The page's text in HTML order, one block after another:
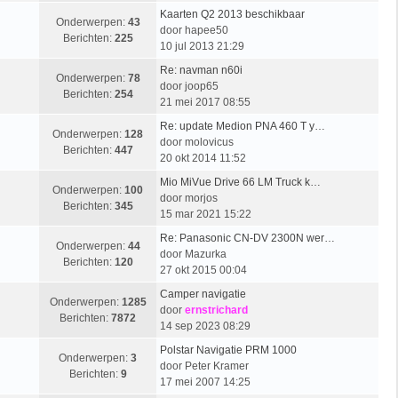
Onderwerpen: 43
Berichten: 225
Kaarten Q2 2013 beschikbaar
door hapee50
10 jul 2013 21:29
Onderwerpen: 78
Berichten: 254
Re: navman n60i
door joop65
21 mei 2017 08:55
Onderwerpen: 128
Berichten: 447
Re: update Medion PNA 460 T y…
door molovicus
20 okt 2014 11:52
Onderwerpen: 100
Berichten: 345
Mio MiVue Drive 66 LM Truck k…
door morjos
15 mar 2021 15:22
Onderwerpen: 44
Berichten: 120
Re: Panasonic CN-DV 2300N wer…
door Mazurka
27 okt 2015 00:04
Onderwerpen: 1285
Berichten: 7872
Camper navigatie
door ernstrichard
14 sep 2023 08:29
Onderwerpen: 3
Berichten: 9
Polstar Navigatie PRM 1000
door Peter Kramer
17 mei 2007 14:25